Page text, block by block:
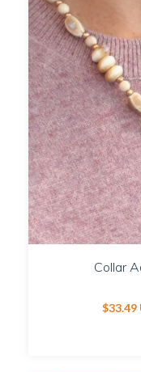
Collar
$33.49